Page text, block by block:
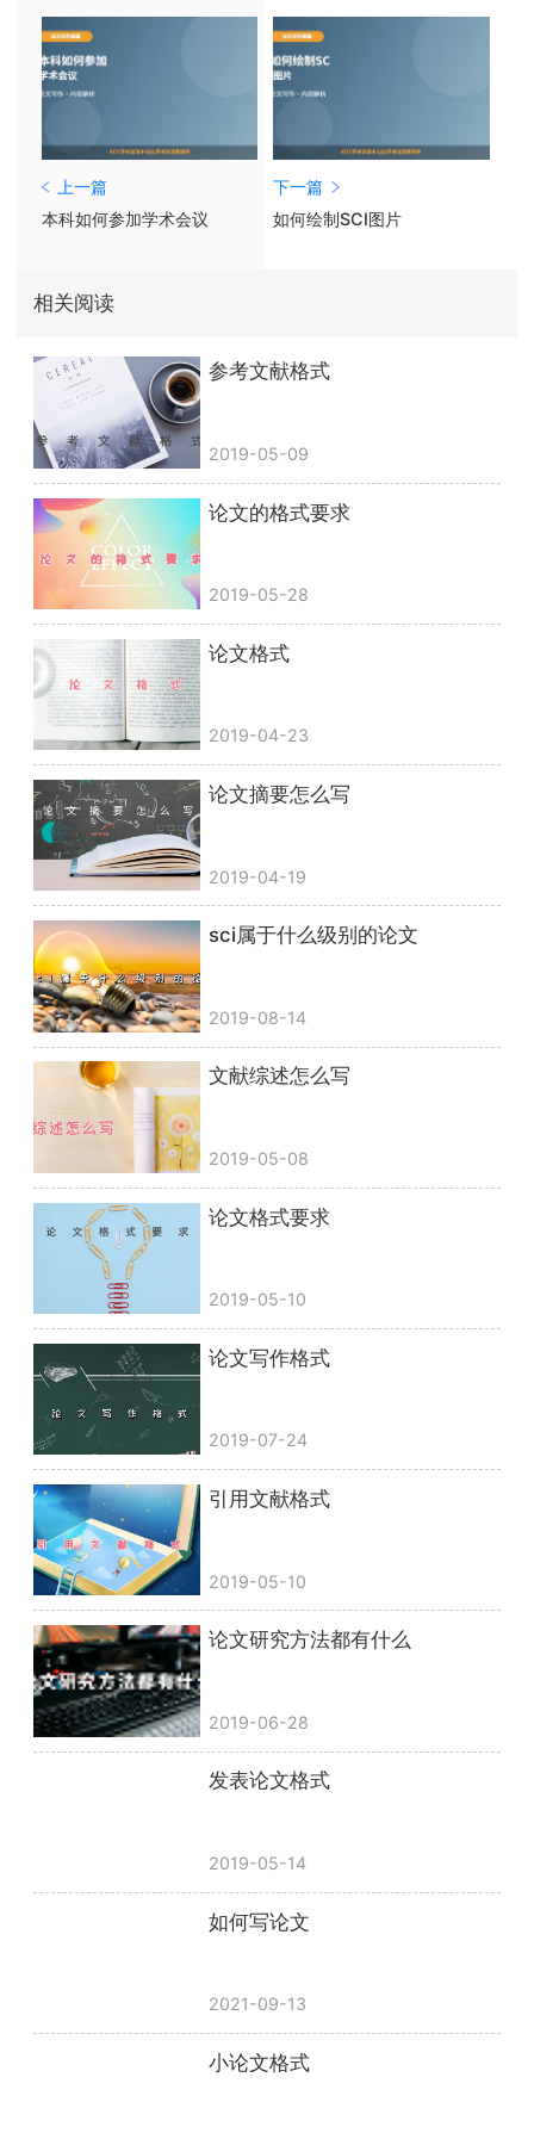
上一篇
本科如何参加学术会议
下一篇
如何绘制SCI图片
相关阅读
参考文献格式
2019-05-09
论文的格式要求
2019-05-28
论文格式
2019-04-23
论文摘要怎么写
2019-04-19
sci属于什么级别的论文
2019-08-14
文献综述怎么写
2019-05-08
论文格式要求
2019-05-10
论文写作格式
2019-07-24
引用文献格式
2019-05-10
论文研究方法都有什么
2019-06-28
发表论文格式
2019-05-14
如何写论文
2021-09-13
小论文格式